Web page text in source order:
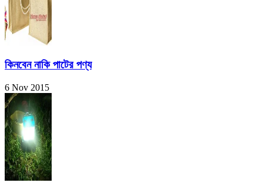
কিনবেন নাকি পাটের পণ্য
6 Nov 2015